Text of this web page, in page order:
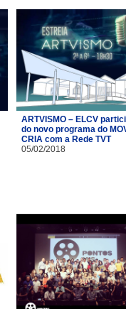
ARTVISMO – ELCV
do novo programa do
CRIA com a Rede TVT
05/02/2018